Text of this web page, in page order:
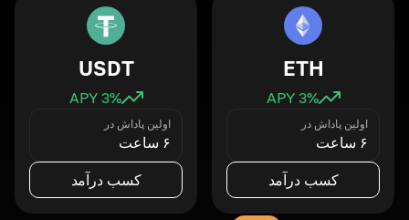
ETH
3% APY
اولین پاداش در
۶ ساعت
کسب درآمد
USDT
3% APY
اولین پاداش در
۶ ساعت
کسب درآمد